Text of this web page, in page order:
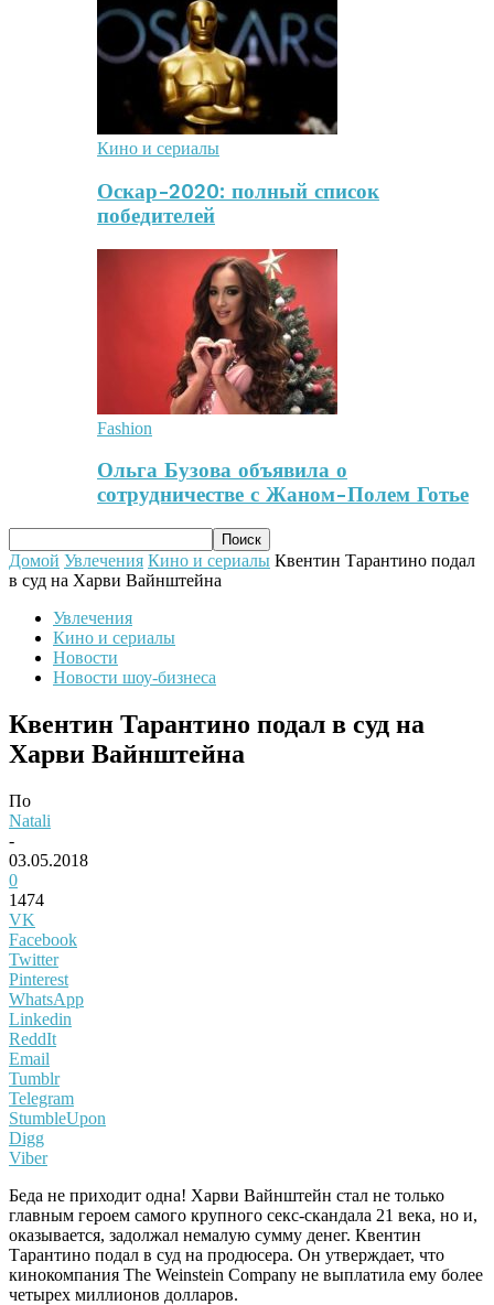
Кино и сериалы
Оскар-2020: полный список
победителей
Fashion
Ольга Бузова объявила о
сотрудничестве с Жаном-Полем Готье
Домой Увлечения Кино и сериалы Квентин Тарантино подал
в суд на Харви Вайнштейна
Увлечения
Кино и сериалы
Новости
Новости шоу-бизнеса
Квентин Тарантино подал в суд на
Харви Вайнштейна
По
Natali
-
03.05.2018
0
1474
VK
Facebook
Twitter
Pinterest
WhatsApp
Linkedin
ReddIt
Email
Tumblr
Telegram
StumbleUpon
Digg
Viber
Беда не приходит одна! Харви Вайнштейн стал не только
главным героем самого крупного секс-скандала 21 века, но и,
оказывается, задолжал немалую сумму денег. Квентин
Тарантино подал в суд на продюсера. Он утверждает, что
кинокомпания The Weinstein Company не выплатила ему более
четырех миллионов долларов.